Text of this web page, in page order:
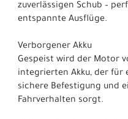
zuverlässigen Schub –
entspannte Ausflüge.
Verborgener Akku
Gespeist wird der Motor
integrierten Akku, der für
sichere Befestigung und
Fahrverhalten sorgt.